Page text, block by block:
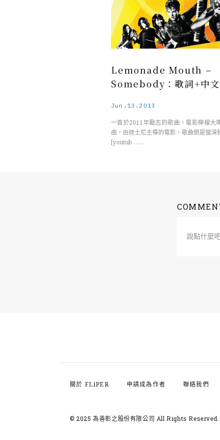
Lemonade Mouth –
Somebody：歌詞+中
Jun.13.2013
一首於2011年勵志的歌曲，電影檸檬大
曲，由迪士尼主導的電影，歌曲倒是蠻深
[youtub ……
說點什麼
關於 FLiPER 申請成為作者 聯絡我們
© 2025 為善彰之股份有限公司 All Rights Reserved.